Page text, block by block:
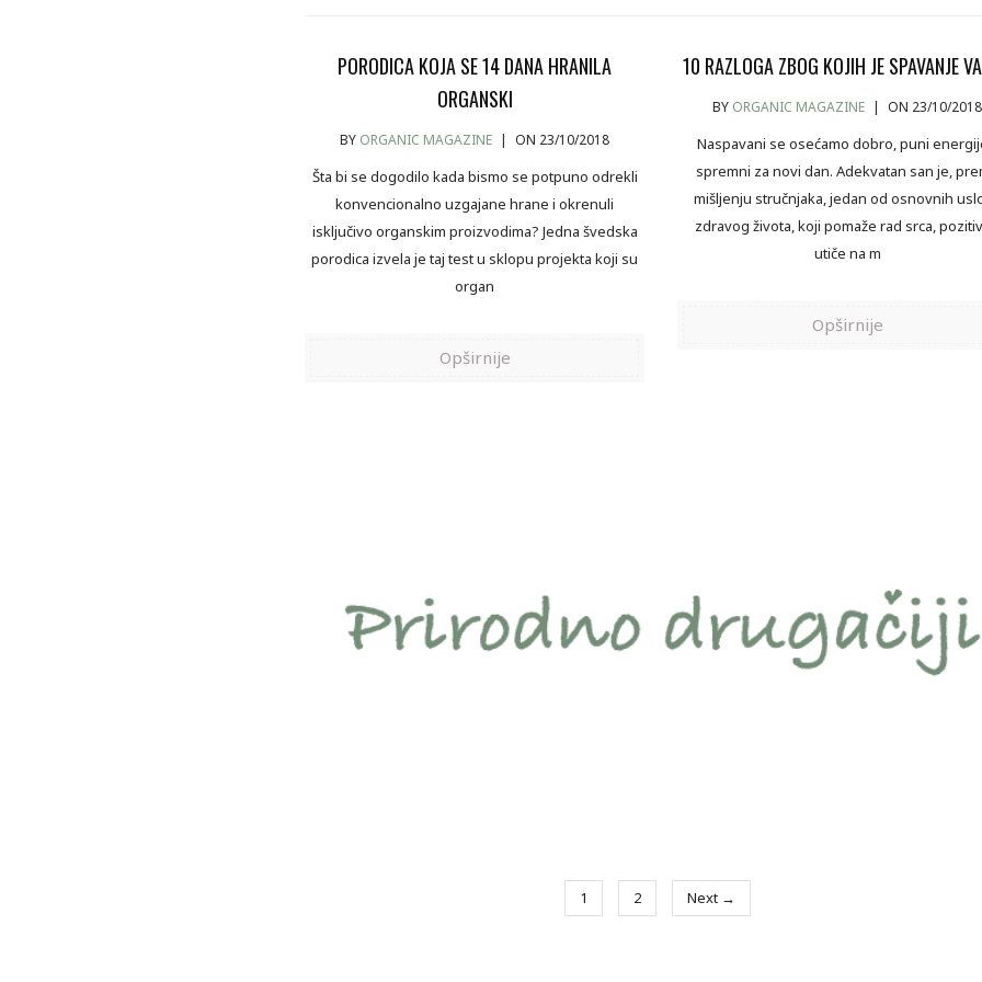
PORODICA KOJA SE 14 DANA HRANILA
ORGANSKI
BY ORGANIC MAGAZINE | ON 23/10/2018
Šta bi se dogodilo kada bismo se potpuno odrekli
konvencionalno uzgajane hrane i okrenuli
isključivo organskim proizvodima? Jedna švedska
porodica izvela je taj test u sklopu projekta koji su
organ
Opširnije
10 RAZLOGA ZBOG KOJIH JE SPAVANJE
BY ORGANIC MAGAZINE | ON 23/10/2018
Naspavani se osećamo dobro, puni
spremni za novi dan. Adekvatan san je,
mišljenju stručnjaka, jedan od osnovnih
zdravog života, koji pomaže rad srca,
utiče na m
Opširnije
1 2 Next →